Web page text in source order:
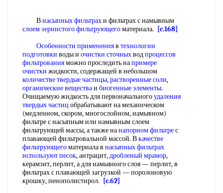
Внасыпных фильтрахи фильтрах с намывным
слоем зернистого фильтрующегоматериала.
[c.168]
Особенности примененияв технологии
подготовки воды и очистки сточныхводпроцессов
фильтрованияможно проследить напримере
очистки жидкости, содержащей в небольшом
количестве твердые частицы,растворенные соли,
органические веществаи биогенные элементы.
Очищаемую жидкость для первоначальногоудаления
твердых частиц обрабатывают на механическом
(медленном, скором, многослойном, намывном)
фильтре с насыпным или намывным слоем
фильтрующей массы, а также нанапорном фильтрес
плавающей фильтровальной массой. Вкачестве
фильтрующегоматериала в насыпных фильтрах
используют песок, антрацит,дробленый мрамор,
керамзит, перлит, а для намывного слоя — перлит, в
фильтрах с плавающей загрузкой — поролоновую
крошку, пенополистирол.
[c.62]